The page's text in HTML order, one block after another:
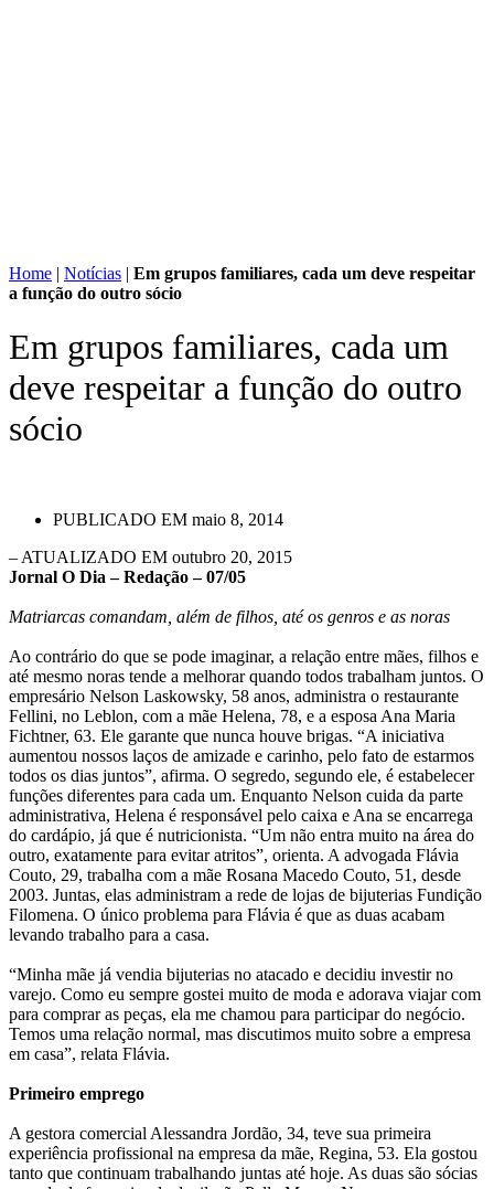
Home | Notícias | Em grupos familiares, cada um deve respeitar
a função do outro sócio
Em grupos familiares, cada um
deve respeitar a função do outro
sócio
PUBLICADO EM maio 8, 2014
– ATUALIZADO EM outubro 20, 2015
Jornal O Dia – Redação – 07/05
Matriarcas comandam, além de filhos, até os genros e as noras
Ao contrário do que se pode imaginar, a relação entre mães, filhos e
até mesmo noras tende a melhorar quando todos trabalham juntos. O
empresário Nelson Laskowsky, 58 anos, administra o restaurante
Fellini, no Leblon, com a mãe Helena, 78, e a esposa Ana Maria
Fichtner, 63. Ele garante que nunca houve brigas. “A iniciativa
aumentou nossos laços de amizade e carinho, pelo fato de estarmos
todos os dias juntos”, afirma. O segredo, segundo ele, é estabelecer
funções diferentes para cada um. Enquanto Nelson cuida da parte
administrativa, Helena é responsável pelo caixa e Ana se encarrega
do cardápio, já que é nutricionista. “Um não entra muito na área do
outro, exatamente para evitar atritos”, orienta. A advogada Flávia
Couto, 29, trabalha com a mãe Rosana Macedo Couto, 51, desde
2003. Juntas, elas administram a rede de lojas de bijuterias Fundição
Filomena. O único problema para Flávia é que as duas acabam
levando trabalho para a casa.
“Minha mãe já vendia bijuterias no atacado e decidiu investir no
varejo. Como eu sempre gostei muito de moda e adorava viajar com
para comprar as peças, ela me chamou para participar do negócio.
Temos uma relação normal, mas discutimos muito sobre a empresa
em casa”, relata Flávia.
Primeiro emprego
A gestora comercial Alessandra Jordão, 34, teve sua primeira
experiência profissional na empresa da mãe, Regina, 53. Ela gostou
tanto que continuam trabalhando juntas até hoje. As duas são sócias